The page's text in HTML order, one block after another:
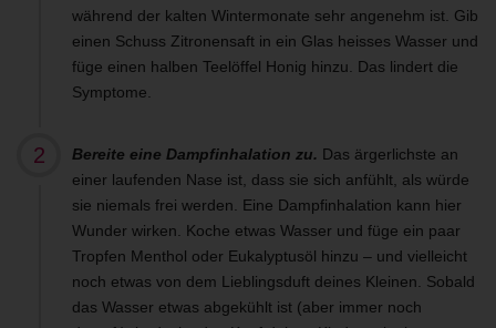
während der kalten Wintermonate sehr angenehm ist. Gib
einen Schuss Zitronensaft in ein Glas heisses Wasser und
füge einen halben Teelöffel Honig hinzu. Das lindert die
Symptome.
Bereite eine Dampfinhalation zu. Das ärgerlichste an
einer laufenden Nase ist, dass sie sich anfühlt, als würde
sie niemals frei werden. Eine Dampfinhalation kann hier
Wunder wirken. Koche etwas Wasser und füge ein paar
Tropfen Menthol oder Eukalyptusöl hinzu – und vielleicht
noch etwas von dem Lieblingsduft deines Kleinen. Sobald
das Wasser etwas abgekühlt ist (aber immer noch